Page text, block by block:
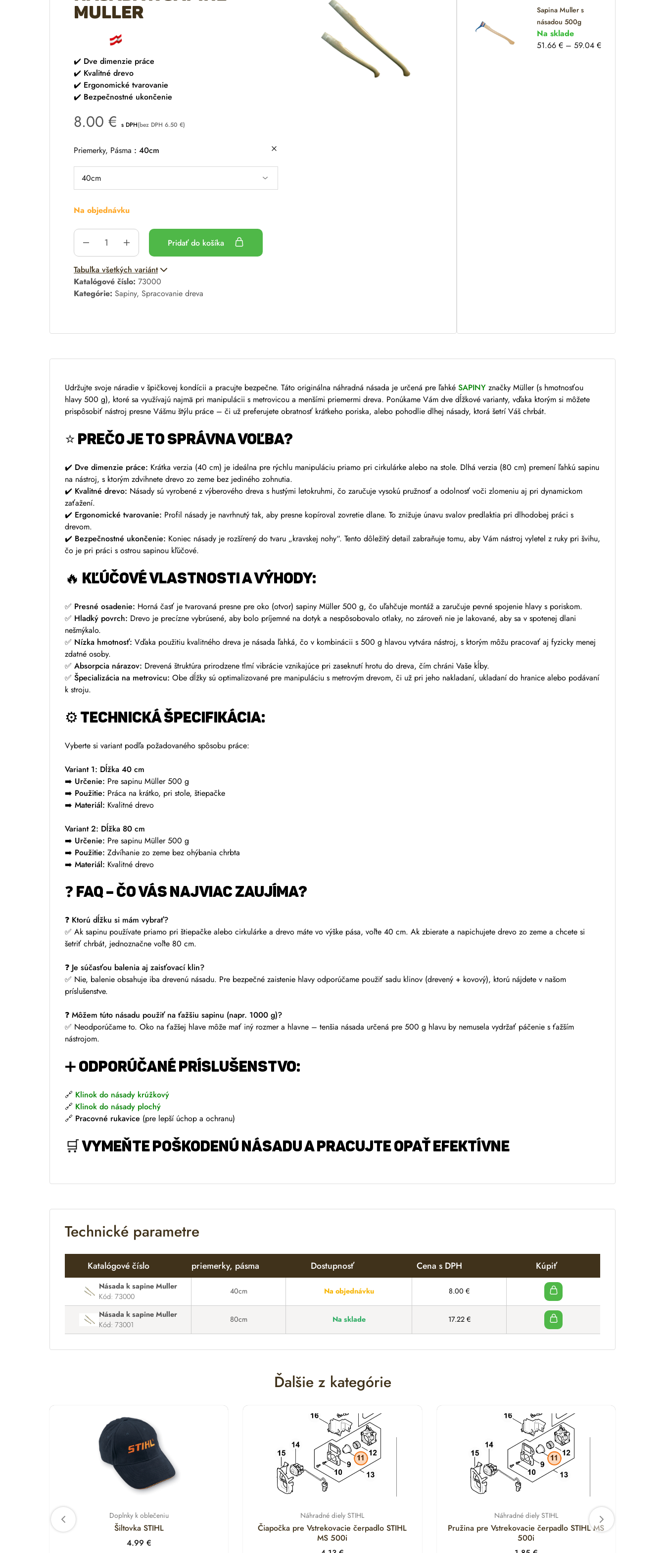
Muller
✔️ Dve dimenzie práce
✔️ Kvalitné drevo
✔️ Ergonomické tvarovanie
✔️ Bezpečnostné ukončenie
8.00 € s DPH(bez DPH 6.50 €)
Priemerky, Pásma 40cm
Na objednávku
Pridať do košíka
A
l
t
e
:
Tabuľka všetkých variánt
Katalógové číslo: 73000
Kategórie: Sapiny, Spracovanie dreva
Sapina Muller s
násadou 500g
Na sklade
51.66€ – 59.04€
Udržujte svoje náradie v špičkovej kondícii a pracujte bezpečne. Táto originálna náhradná násada je určená pre ľahké SAPINY značky Müller (s hmotnosťou
hlavy 500 g), ktoré sa využívajú najmä pri manipulácii s metrovicou a menšími priemermi dreva. Ponúkame Vám dve dĺžkové varianty, vďaka ktorým si môžete
prispôsobiť nástroj presne Vášmu štýlu práce – či už preferujete obratnosť krátkeho poriska, alebo pohodlie dlhej násady, ktorá šetrí Váš chrbát.
⭐PREČO JE TO SPRÁVNA VOĽBA?
✔️ Dve dimenzie práce: Krátka verzia (40 cm) je ideálna pre rýchlu manipuláciu priamo pri cirkulárke alebo na stole. Dlhá verzia (80 cm) premení ľahkú sapinu
na nástroj, s ktorým zdvihnete drevo zo zeme bez jediného zohnutia.
✔️ Kvalitné drevo: Násady sú vyrobené z výberového dreva s hustými letokruhmi, čo zaručuje vysokú pružnosť a odolnosť voči zlomeniu aj pri dynamickom
zaťažení.
✔️ Ergonomické tvarovanie: Profil násady je navrhnutý tak, aby presne kopíroval zovretie dlane. To znižuje únavu svalov predlaktia pri dlhodobej práci s
drevom.
✔️ Bezpečnostné ukončenie: Koniec násady je rozšírený do tvaru „kravskej nohy“. Tento dôležitý detail zabraňuje tomu, aby Vám nástroj vyletel z ruky pri švihu,
čo je pri práci s ostrou sapinou kľúčové.
🔥 KĽÚČOVÉ VLASTNOSTI A VÝHODY:
✅ Presné osadenie: Horná časť je tvarovaná presne pre oko (otvor) sapiny Müller 500 g, čo uľahčuje montáž a zaručuje pevné spojenie hlavy s poriskom.
✅ Hladký povrch: Drevo je precízne vybrúsené, aby bolo príjemné na dotyk a nespôsobovalo otlaky, no zároveň nie je lakované, aby sa v spotenej dlani
nešmýkalo.
✅ Nízka hmotnosť: Vďaka použitiu kvalitného dreva je násada ľahká, čo v kombinácii s 500 g hlavou vytvára nástroj, s ktorým môžu pracovať aj fyzicky menej
zdatné osoby.
✅ Absorpcia nárazov: Drevená štruktúra prirodzene tlmí vibrácie vznikajúce pri zaseknutí hrotu do dreva, čím chráni Vaše kĺby.
✅ Špecializácia na metrovicu: Obe dĺžky sú optimalizované pre manipuláciu s metrovým drevom, či už pri jeho nakladaní, ukladaní do hranice alebo podávaní
k stroju.
⚙️ TECHNICKÁ ŠPECIFIKÁCIA:
Vyberte si variant podľa požadovaného spôsobu práce:
Variant 1: Dĺžka 40 cm
➡️ Určenie: Pre sapinu Müller 500 g
➡️ Použitie: Práca na krátko, pri stole, štiepačke
➡️ Materiál: Kvalitné drevo
Variant 2: Dĺžka 80 cm
➡️ Určenie: Pre sapinu Müller 500 g
➡️ Použitie: Zdvíhanie zo zeme bez ohýbania chrbta
➡️ Materiál: Kvalitné drevo
❓ FAQ – ČO VÁS NAJVIAC ZAUJÍMA?
❓ Ktorú dĺžku si mám vybrať?
✅ Ak sapinu používate priamo pri štiepačke alebo cirkulárke a drevo máte vo výške pása, voľte 40 cm. Ak zbierate a napichujete drevo zo zeme a chcete si
šetriť chrbát, jednoznačne voľte 80 cm.
❓ Je súčasťou balenia aj zaisťovací klin?
✅ Nie, balenie obsahuje iba drevenú násadu. Pre bezpečné zaistenie hlavy odporúčame použiť sadu klinov (drevený + kovový), ktorú nájdete v našom
príslušenstve.
❓ Môžem túto násadu použiť na ťažšiu sapinu (napr. 1000 g)?
✅ Neodporúčame to. Oko na ťažšej hlave môže mať iný rozmer a hlavne – tenšia násada určená pre 500 g hlavu by nemusela vydržať páčenie s ťažším
nástrojom.
➕ODPORÚČANÉ PRÍSLUŠENSTVO:
🔗 Klinok do násady krúžkový
🔗 Klinok do násady plochý
🔗 Pracovné rukavice (pre lepší úchop a ochranu)
🛒VYMEŇTE POŠKODENÚ NÁSADU A PRACUJTE OPAŤ EFEKTÍVNE
Technické parametre
Katalógové číslo priemerky, pásma Dostupnosť Cena s DPH Kúpiť
Násada k sapine Muller
Kód: 73000
40cm Na objednávku 8.00 €
Násada k sapine Muller
Kód: 73001
80cm Na sklade 17.22 €
Ďalšie z kategórie
Doplnky k oblečeniu
Šiltovka STIHL
4.99 €
Náhradné diely STIHL
Čiapočka pre Vstrekovacie čerpadlo STIHL
MS 500i
Náhradné diely STIHL
Pružina pre Vstrekovacie čerpadlo STIHL MS
500i